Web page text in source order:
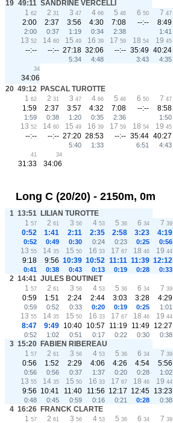
19 49:11 SANDRINE VERCELLI
1 62 2 31 3 47 4 66 5 46 6 50 7 47
2:00
2:37 3:56 4:30 7:08 --:-- 8:49
2:00 0:37 1:19 0:34 2:38 1:41
13 52 14 60 15 49 16 39 17 59 18 54 19 45
--:-- --:-- 27:18 32:06 --:-- 35:49 40:24
5:34 4:48 3:43 4:35
34
34:06
20 49:12 PASCAL TUROTTE
1 62 2 31 3 47 4 66 5 46 6 50 7 47
1:59
2:37 3:57 4:32 7:08 --:-- 8:58
1:59 0:38 1:20 0:35 2:36 1:50
13 52 14 60 15 49 16 39 17 59 18 54 19 45
--:-- --:-- 27:20 28:53 --:-- 35:44 40:27
5:40 1:33 6:51 4:43
41 34
31:33 34:06
Long C (20/20) - 2150m, 0m
1 13:51 LILIAN TUROTTE
1 57 2 61 3 56 4 53 5 36 6 34 7 39
0:52
1:41 2:11 2:35 2:58 3:23 4:19
0:52 0:49 0:30 0:24 0:23 0:25 0:56
13 55 14 35 15 50 16 33 17 67 18 46 19 44
9:18 9:56 10:39 10:52 11:11 11:39 12:12
0:41 0:38 0:43 0:13 0:19 0:28 0:33
2 14:41 JULES BOUTINET
1 57 2 61 3 56 4 53 5 36 6 34 7 39
0:59
1:51 2:24 2:44 3:03 3:28 4:29
0:59 0:52 0:33 0:20 0:19 0:25 1:01
13 55 14 35 15 50 16 33 17 67 18 46 19 44
8:47 9:49 10:40 10:57 11:19 11:49 12:27
0:52 1:02 0:51 0:17 0:22 0:30 0:38
3 15:20 FABIEN RIBEREAU
1 57 2 61 3 56 4 53 5 36 6 34 7 39
0:56
1:52 2:29 4:06 4:26 4:54 5:56
0:56 0:56 0:37 1:37 0:20 0:28 1:02
13 55 14 35 15 50 16 33 17 67 18 46 19 44
9:56 10:41 11:40 11:56 12:17 12:45 13:23
0:48 0:45 0:59 0:16 0:21 0:28 0:38
4 16:26 FRANCK CLARTE
1 57 2 61 3 56 4 53 5 36 6 34 7 39